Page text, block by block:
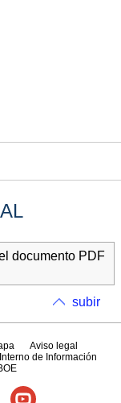
documento PDF
subir
Aviso legal
de Información